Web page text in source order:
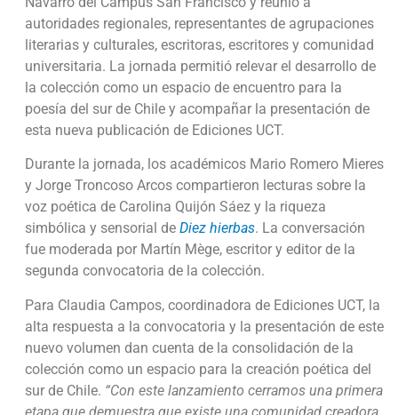
autoridades regionales, representantes de agrupaciones
literarias y culturales, escritoras, escritores y comunidad
universitaria. La jornada permitió relevar el desarrollo de
la colección como un espacio de encuentro para la
poesía del sur de Chile y acompañar la presentación de
esta nueva publicación de Ediciones UCT.
Durante la jornada, los académicos Mario Romero Mieres
y Jorge Troncoso Arcos compartieron lecturas sobre la
voz poética de Carolina Quijón Sáez y la riqueza
simbólica y sensorial de Diez hierbas. La conversación
fue moderada por Martín Mège, escritor y editor de la
segunda convocatoria de la colección.
Para Claudia Campos, coordinadora de Ediciones UCT, la
alta respuesta a la convocatoria y la presentación de este
nuevo volumen dan cuenta de la consolidación de la
colección como un espacio para la creación poética del
sur de Chile. “Con este lanzamiento cerramos una primera
etapa que demuestra que existe una comunidad creadora